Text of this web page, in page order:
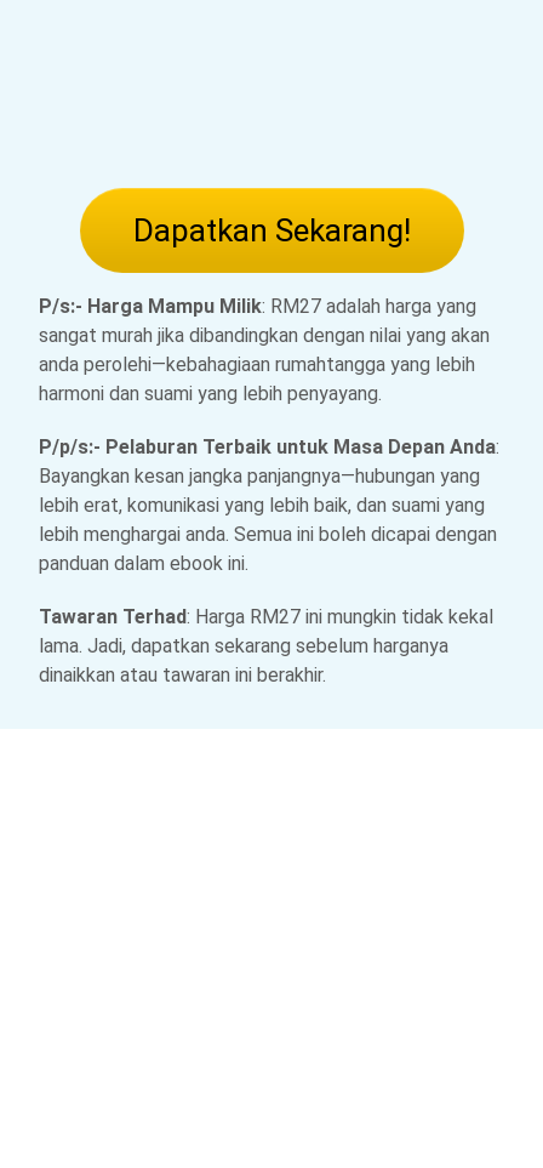
Dapatkan Sekarang!
P/s:- Harga Mampu Milik: RM27 adalah harga yang
sangat murah jika dibandingkan dengan nilai yang akan
anda perolehi—kebahagiaan rumahtangga yang lebih
harmoni dan suami yang lebih penyayang.
P/p/s:- Pelaburan Terbaik untuk Masa Depan Anda:
Bayangkan kesan jangka panjangnya—hubungan yang
lebih erat, komunikasi yang lebih baik, dan suami yang
lebih menghargai anda. Semua ini boleh dicapai dengan
panduan dalam ebook ini.
Tawaran Terhad: Harga RM27 ini mungkin tidak kekal
lama. Jadi, dapatkan sekarang sebelum harganya
dinaikkan atau tawaran ini berakhir.